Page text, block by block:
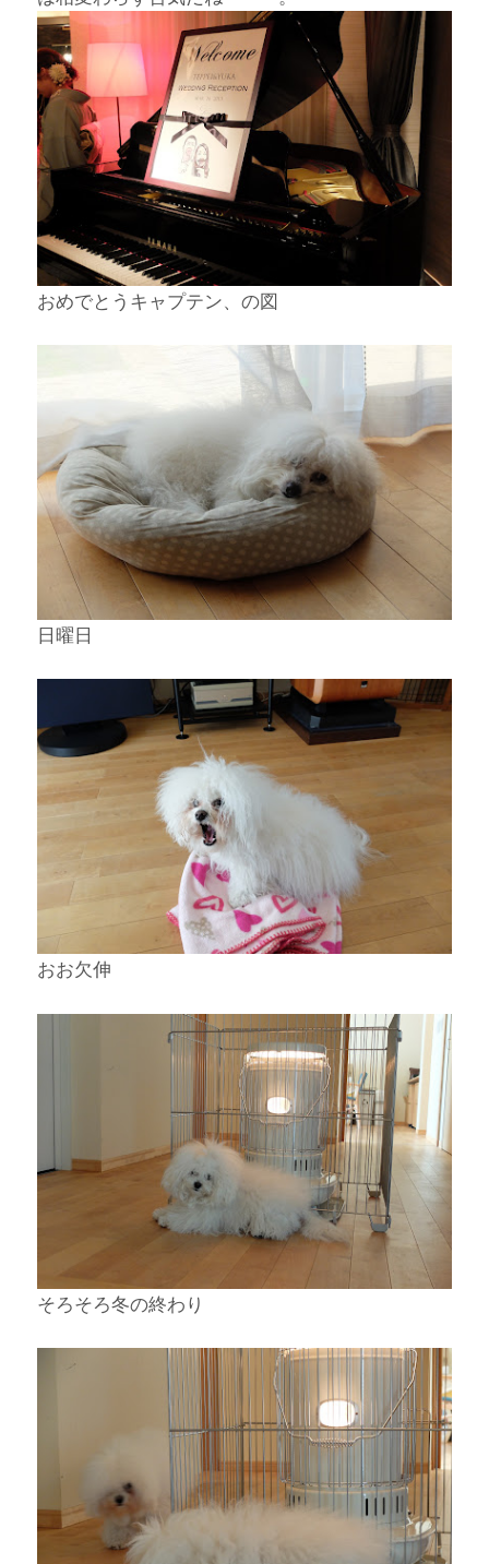
おめでとうキャプテン、の図
日曜日
おお欠伸
そろそろ冬の終わり